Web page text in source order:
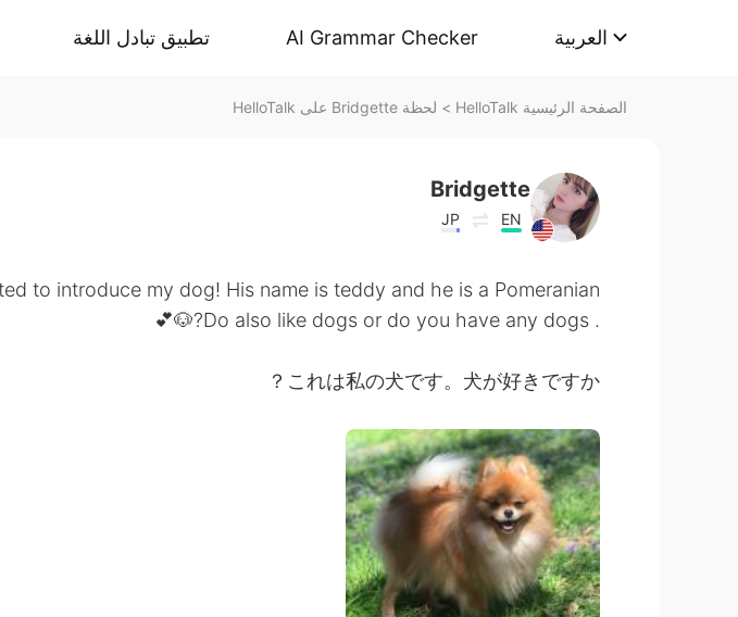
تطبيق تبادل اللغة AI Grammar Checker العربية
الصفحة الرئيسية HelloTalk > لحظة Bridgette على HelloTalk
Bridgette
EN
JP
to introduce my dog! His name is teddy and he is a Pomeranian
. Do also like dogs or do you have any dogs?🐶💕
これは私の犬です。犬が好きですか？